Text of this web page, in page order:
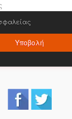
Υποβολή